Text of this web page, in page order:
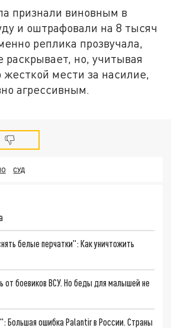
признали виновным в
и оштрафовали на 8 тысяч
реплика прозвучала,
раскрывает, но, учитывая
мести за насилие,
агрессивным.
СУД
белые перчатки": Как уничтожить
от боевиков ВСУ. Но беды для малышей не
Большая ошибка Palantir в России. Страны